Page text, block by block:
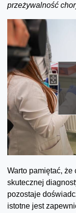
przeżywalność
Warto pamiętać,
skutecznej
pozostaje
istotne jest